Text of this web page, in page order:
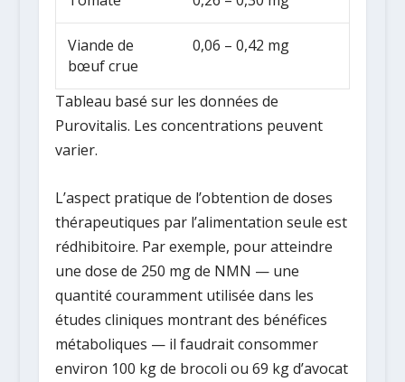
Viande de
bœuf crue
0,06 – 0,42 mg
Tableau basé sur les données de
Purovitalis. Les concentrations peuvent
varier.
L’aspect pratique de l’obtention de doses
thérapeutiques par l’alimentation seule est
rédhibitoire. Par exemple, pour atteindre
une dose de 250 mg de NMN — une
quantité couramment utilisée dans les
études cliniques montrant des bénéfices
métaboliques — il faudrait consommer
environ 100 kg de brocoli ou 69 kg d’avocat